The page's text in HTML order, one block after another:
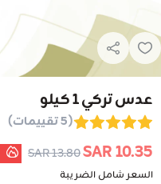
عدس تركي 1 كيلو
(5 تقييمات)
10.35 SAR
13.80 SAR
السعر شامل الضريبة